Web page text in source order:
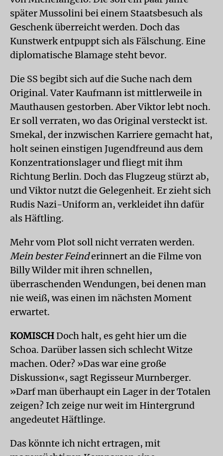
später Mussolini bei einem Staatsbesuch als
Geschenk überreicht werden. Doch das
Kunstwerk entpuppt sich als Fälschung. Eine
diplomatische Blamage steht bevor.
Die SS begibt sich auf die Suche nach dem
Original. Vater Kaufmann ist mittlerweile in
Mauthausen gestorben. Aber Viktor lebt noch.
Er soll verraten, wo das Original versteckt ist.
Smekal, der inzwischen Karriere gemacht hat,
holt seinen einstigen Jugendfreund aus dem
Konzentrationslager und fliegt mit ihm
Richtung Berlin. Doch das Flugzeug stürzt ab,
und Viktor nutzt die Gelegenheit. Er zieht sich
Rudis Nazi-Uniform an, verkleidet ihn dafür
als Häftling.
Mehr vom Plot soll nicht verraten werden.
Mein bester Feinderinnert an die Filme von
Billy Wilder mit ihren schnellen,
überraschenden Wendungen, bei denen man
nie weiß, was einen im nächsten Moment
erwartet.
KOMISCHDoch halt, es geht hier um die
Schoa. Darüber lassen sich schlecht Witze
machen. Oder? »Das war eine große
Diskussion«, sagt Regisseur Murnberger.
»Darf man überhaupt ein Lager in der Totalen
zeigen? Ich zeige nur weit im Hintergrund
angedeutet Häftlinge.
Das könnte ich nicht ertragen, mit